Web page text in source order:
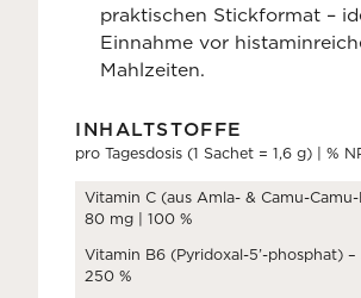
praktischen Stickformat –
Einnahme vor
Mahlzeiten.
INHALTSTOFFE
pro Tagesdosis (1 Sachet = 1,6 g) | %
Vitamin C (aus Amla- & Camu-
80 mg | 100 %
Vitamin B6 (Pyridoxal-5’-phosphat)
250 %